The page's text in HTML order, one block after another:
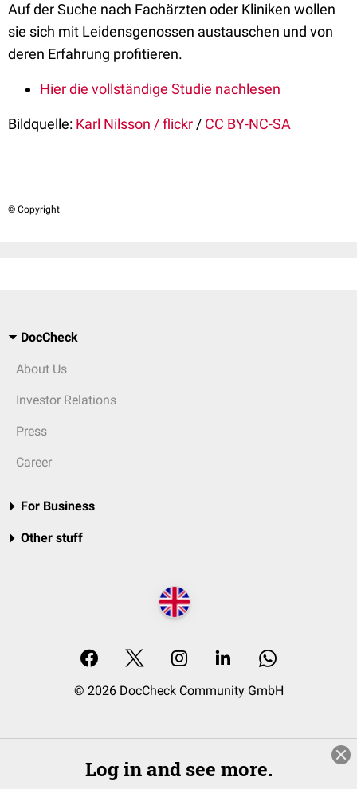
Auf der Suche nach Fachärzten oder Kliniken wollen
sie sich mit Leidensgenossen austauschen und von
deren Erfahrung profitieren.
Hier die vollständige Studie nachlesen
Bildquelle: Karl Nilsson / flickr / CC BY-NC-SA
© Copyright
DocCheck
About Us
Investor Relations
Press
Career
For Business
Other stuff
© 2026 DocCheck Community GmbH
Log in and see more.